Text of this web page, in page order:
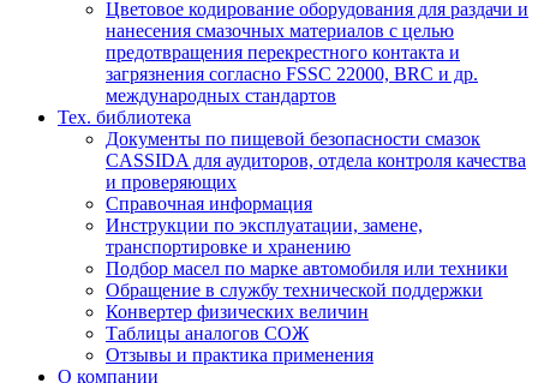
Цветовое кодирование оборудования для раздачи и
нанесения смазочных материалов с целью
предотвращения перекрестного контакта и
загрязнения согласно FSSC 22000, BRC и др.
международных стандартов
Тех. библиотека
Документы по пищевой безопасности смазок
CASSIDA для аудиторов, отдела контроля качества
и проверяющих
Справочная информация
Инструкции по эксплуатации, замене,
транспортировке и хранению
Подбор масел по марке автомобиля или техники
Обращение в службу технической поддержки
Конвертер физических величин
Таблицы аналогов СОЖ
Отзывы и практика применения
О компании